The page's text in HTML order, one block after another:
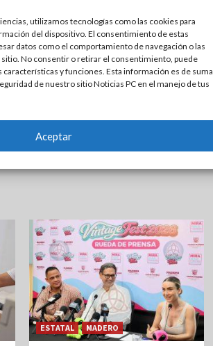
utilizamos tecnologías como las cookies para
del dispositivo. El consentimiento de estas
datos como el comportamiento de navegación o las
No consentir o retirar el consentimiento, puede
y funciones. Esta información es de suma
de nuestro sitio Noticias PC en el manejo de tus
Aceptar
012 180 01505616521 6
4815 1633 2080 9513
,convivencia familiar,Día de las Madres,
de Altamira
,
,noticias de Tampico,Plaza Constitución
ESTATAL MADERO